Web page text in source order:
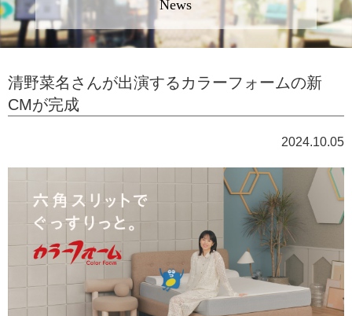
News
清野菜名さんが出演するカラーフォームの新
CMが完成
2024.10.05